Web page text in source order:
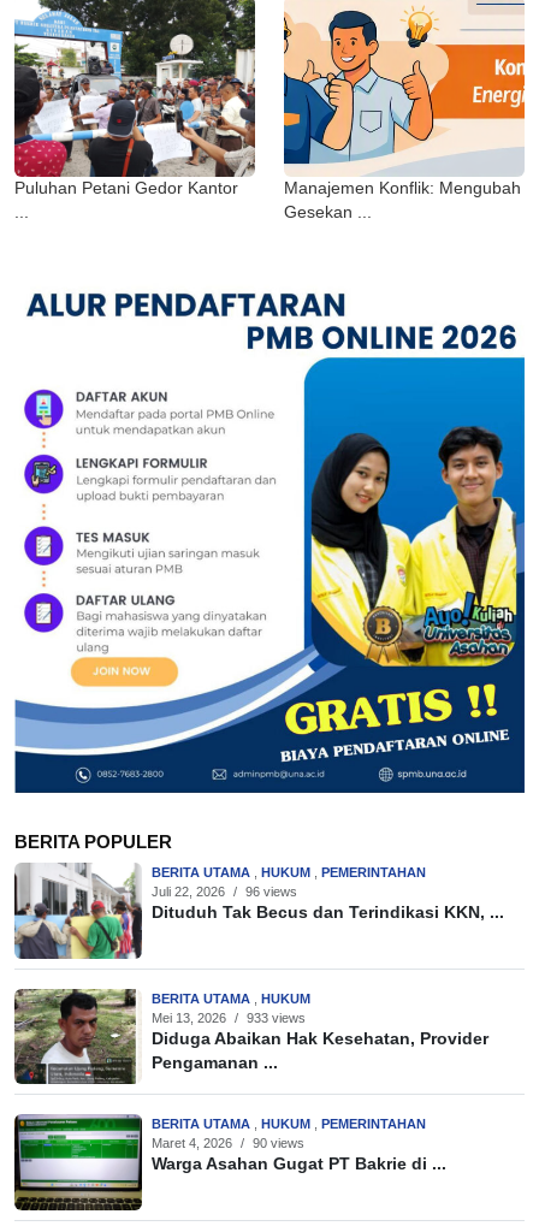
Puluhan Petani Gedor Kantor
...
Manajemen Konflik: Mengubah
Gesekan ...
BERITA POPULER
BERITA UTAMA HUKUM
PEMERINTAHAN
Juli 22, 2026 / 96 views
Dituduh Tak Becus dan Terindikasi KKN, ...
BERITA UTAMA
HUKUM
Mei 13, 2026 / 933 views
Diduga Abaikan Hak Kesehatan, Provider
Pengamanan ...
BERITA UTAMA HUKUM
PEMERINTAHAN
Maret 4, 2026 / 90 views
Warga Asahan Gugat PT Bakrie di ...